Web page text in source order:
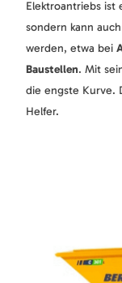
Elektroantriebs ist
sondern kann
werden, etwa bei
Baustellen. Mit
die engste Kurve.
Helfer.